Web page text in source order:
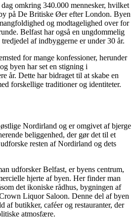
omkring 340.000 mennesker, hvilket
på De Britiske Øer efter London. Byen
og modtagelighed over for
Belfast har også en ungdommelig
af indbyggerne er under 30 år.
for mange konfessioner, herunder
byen har set en stigning i
år. Dette har bidraget til at skabe en
forskellige traditioner og identiteter.
Nordirland og er omgivet af bjerge
beliggenhed, der gør det til et
resten af Nordirland og dets
udforsker Belfast, er byens centrum,
hjerte af byen. Her finder man
det ikoniske rådhus, bygningen af
Liquor Saloon. Denne del af byen
af butikker, caféer og restauranter, der
atmosfære.